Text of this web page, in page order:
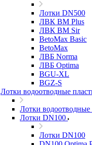
Лотки DN500
ЛВК ВМ Plus
ЛВК ВМ Sir
BetoMax Basic
BetoMax
ЛВБ Norma
ЛВБ Optima
BGU-XL
BGZ-S
Лотки водоотводные
Лотки водоотводные
Лотки DN100
Лотки DN100